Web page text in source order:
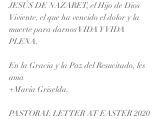
JESÚS DE NAZARET, el Hijo de Dios
Viviente, el que ha vencido el dolor y la
muerte para darnos VIDA Y VIDA
PLENA.
En la Gracia y la Paz del Resucitado, les
ama
+María Griselda.
PASTORAL LETTER AT EASTER 2020